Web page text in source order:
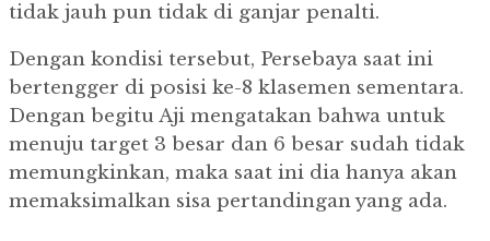
tidak jauh pun tidak di ganjar penalti.
Dengan kondisi tersebut, Persebaya saat ini
bertengger di posisi ke-8 klasemen sementara.
Dengan begitu Aji mengatakan bahwa untuk
menuju target 3 besar dan 6 besar sudah tidak
memungkinkan, maka saat ini dia hanya akan
memaksimalkan sisa pertandingan yang ada.